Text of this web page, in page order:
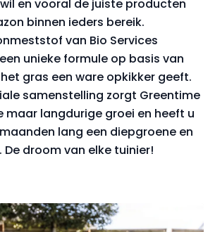
en vooral de juiste producten
binnen ieders bereik.
van Bio Services
unieke formule op basis van
gras een ware opkikker geeft.
samenstelling zorgt Greentime
maar langdurige groei en heeft u
lang een diepgroene en
droom van elke tuinier!